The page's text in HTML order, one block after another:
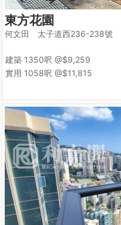
東方花園
何文田 太子道西236-238號
建築 1350呎 @$9,259
實用 1058呎 @$11,815